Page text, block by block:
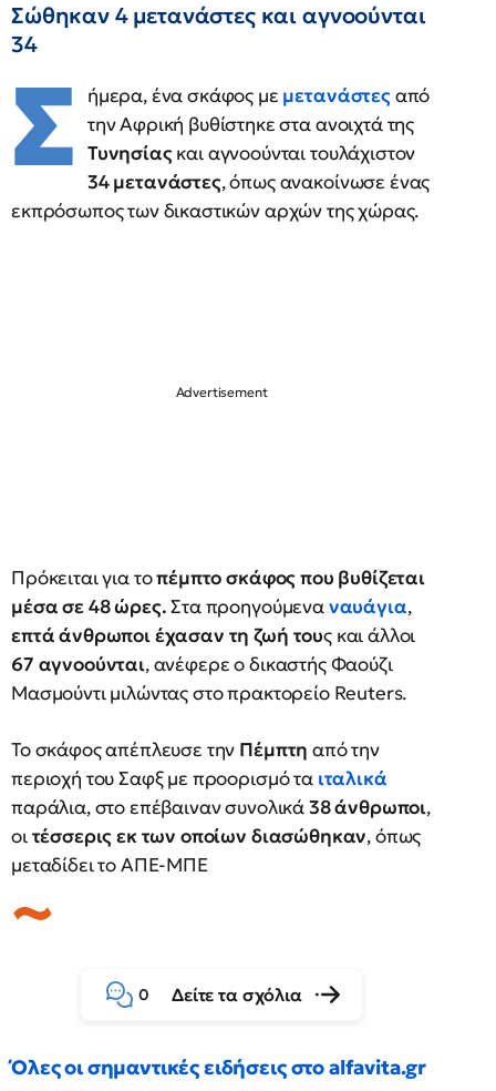
Σώθηκαν 4 μετανάστες και αγνοούνται
34
Σ ήμερα, ένα σκάφος με μετανάστεςαπό
την Αφρική βυθίστηκε στα ανοιχτά της
Τυνησίαςκαι αγνοούνται τουλάχιστον
34 μετανάστες, όπως ανακοίνωσε ένας
εκπρόσωπος των δικαστικών αρχών της χώρας.
Πρόκειται για τοπέμπτο σκάφος που βυθίζεται
μέσα σε 48 ώρες.Στα προηγούμεναναυάγια,
επτά άνθρωποι έχασαν τη ζωή τους και άλλοι
67 αγνοούνται, ανέφερε ο δικαστής Φαούζι
Μασμούντι μιλώντας στο πρακτορείο Reuters.
Το σκάφος απέπλευσε την Πέμπτηαπό την
περιοχή του Σαφξ με προορισμό ταιταλικά
παράλια, στο επέβαιναν συνολικά38 άνθρωποι,
οιτέσσερις εκ των οποίων διασώθηκαν, όπως
μεταδίδει το ΑΠΕ-ΜΠΕ
0 Δείτε τα σχόλια
Όλες οι σημαντικές ειδήσεις στο alfavita.gr